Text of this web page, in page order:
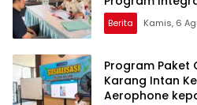
Berita Kamis, 6
Program Paket
Karang Intan
Aerophone